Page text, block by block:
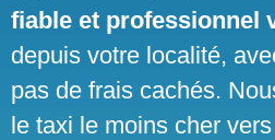
fiable et professionnel
depuis votre localité,
pas de frais cachés.
le taxi le moins cher